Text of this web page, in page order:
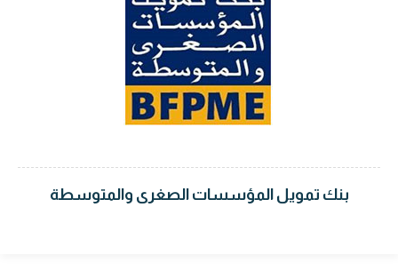
بنك تمويل المؤسسات الصغرى والمتوسطة